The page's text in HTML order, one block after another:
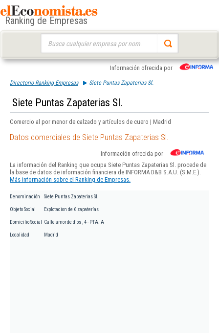
Ranking de Empresas
Información ofrecida por
Directorio Ranking Empresas Siete Puntas Zapaterias Sl.
Siete Puntas Zapaterias Sl.
Comercio al por menor de calzado y artículos de cuero | Madrid
Datos comerciales de Siete Puntas Zapaterias Sl.
Información ofrecida por
La información del Ranking que ocupa Siete Puntas Zapaterias Sl. procede de
la base de datos de información financiera de INFORMA D&B S.A.U. (S.M.E.).
Más información sobre el Ranking de Empresas.
Denominación Siete Puntas Zapaterias Sl.
Objeto Social Explotacion de 6 zapaterías
Domicilio Social Calle amor de dios , 4 - PTA. A
Localidad Madrid